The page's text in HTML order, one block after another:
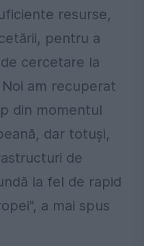
resurse,
pentru a
cercetare la
am recuperat
din momentul
dar totuşi,
de
la fel de rapid
a mai spus